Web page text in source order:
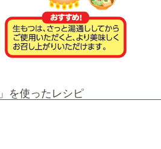
を使ったレシピ